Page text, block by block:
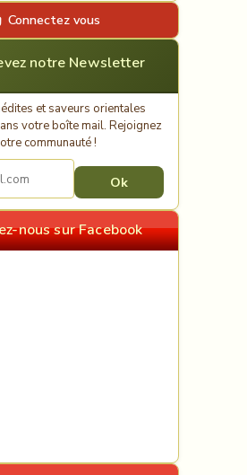
Connectez vous
notre Newsletter
et saveurs orientales
votre boîte mail. Rejoignez
communauté !
nous sur Facebook